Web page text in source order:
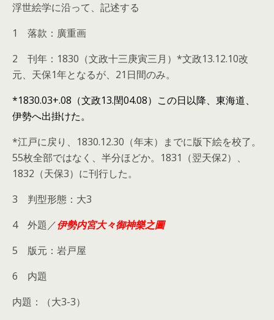
浮世絵学に沿って、記述する
1 落款：廣重画
2 刊年：1830（文政十三庚寅三月）*文政13.12.10改
元、天保1年となるが、21日間のみ。
*1830.03+.08（文政13.閏04.08）この日以降、東海道、
伊勢へ出掛けた。
*江戸に戻り、1830.12.30（年末）までに版下絵を校了。
55枚全部ではなく、半分ほどか。1831（翌天保2）、
1832（天保3）に刊行した。
3 判型形態：大3
4 外題／伊勢内宮大々御神樂之圖
5 版元：岩戸屋
6 内題
内題：（大3-3）